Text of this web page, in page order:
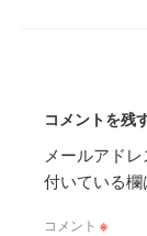
コメントを残
メールアド
付いている
コメント ※